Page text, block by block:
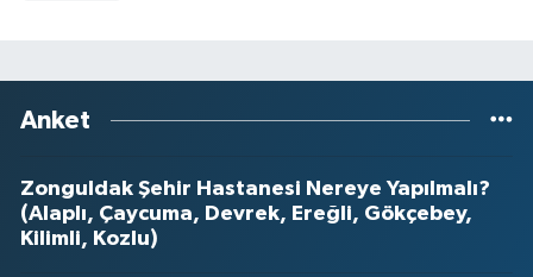
Anket
Zonguldak Şehir Hastanesi Nereye Yapılmalı?
(Alaplı, Çaycuma, Devrek, Ereğli, Gökçebey,
Kilimli, Kozlu)